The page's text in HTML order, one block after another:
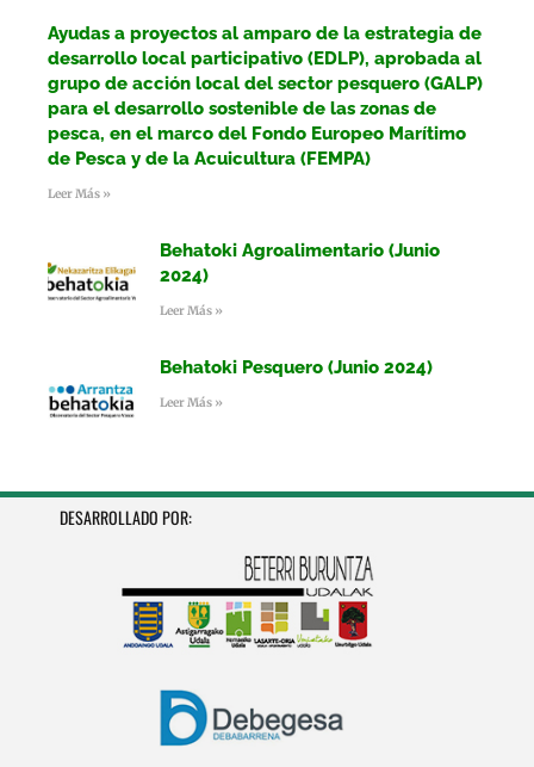
Ayudas a proyectos al amparo de la estrategia de
desarrollo local participativo (EDLP), aprobada al
grupo de acción local del sector pesquero (GALP)
para el desarrollo sostenible de las zonas de
pesca, en el marco del Fondo Europeo Marítimo
de Pesca y de la Acuicultura (FEMPA)
Leer Más »
Behatoki Agroalimentario (Junio
2024)
Leer Más »
Behatoki Pesquero (Junio 2024)
Leer Más »
DESARROLLADO POR: